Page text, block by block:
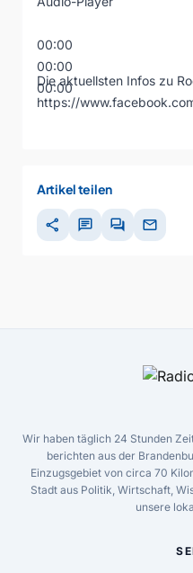
00:00
00:00
00:00
Die aktuellsten Infos zu
https://
Artikel teilen
share chat forum mail
Wir haben täglich 24 Stunden
berichten aus der
Einzugsgebiet von circa 70
Stadt aus Politik, Wirtschaft,
unsere